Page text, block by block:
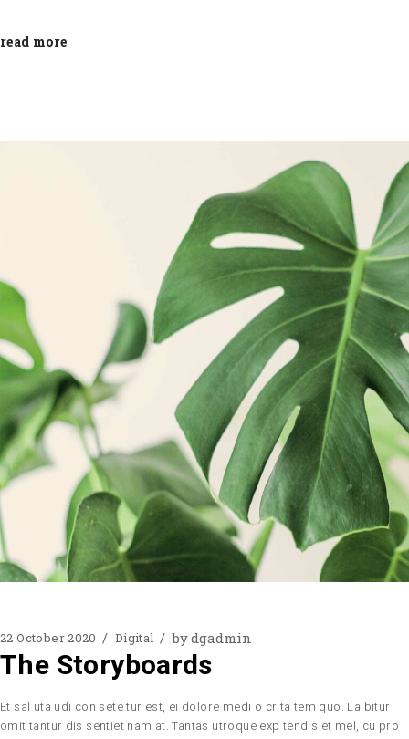
read more
22 October 2020 Digital bydgadmin
The Storyboards
Et sal uta udi con sete tur est, ei dolore medi o crita tem quo. La bitur
omit tantur dis sentiet nam at. Tantas utroque exp tendis et mel, cu pro